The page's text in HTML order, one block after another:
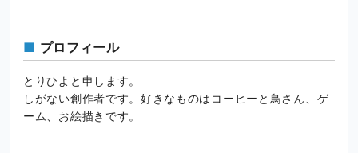
プロフィール
とりひよと申します。
しがない創作者です。好きなものはコーヒーと鳥さん、ゲ
ーム、お絵描きです。